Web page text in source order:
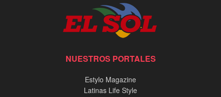
NUESTROS PORTALES
Estylo Magazine
Latinas Life Style